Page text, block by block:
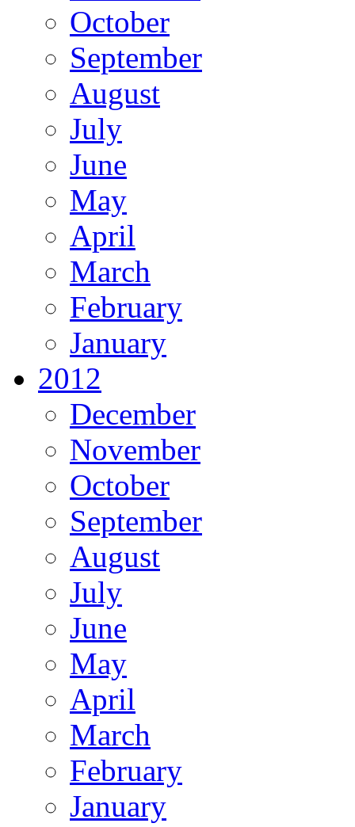
October
September
August
July
June
May
April
March
February
January
2012
December
November
October
September
August
July
June
May
April
March
February
January